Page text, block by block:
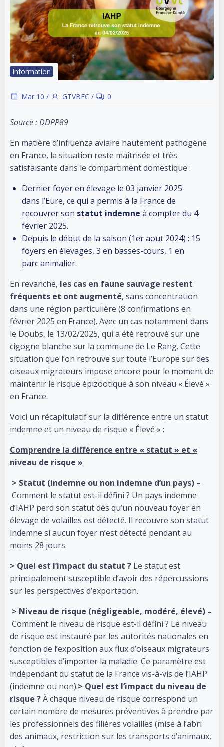
Information
Mar 10 / GTVBFC / 0
Source : DDPP89
En matière d’influenza aviaire hautement pathogène
en France, la situation reste maîtrisée et très
satisfaisante dans le compartiment domestique :
Dernier foyer en élevage le 03 janvier 2025
dans l’Eure, ce qui a permis à la France de
recouvrer son statut indemne à compter du 4
février 2025.
Depuis le début de la saison (1er aout 2024) : 15
foyers en élevages, 3 en basses-cours, 1 en
parc animalier.
En revanche, les cas en faune sauvage restent
fréquents et ont augmenté, sans concentration
dans une région particulière (8 confirmations en
février 2025 en France). Avec un cas notamment dans
le Doubs, le 13/02/2025, qui a été retrouvé sur une
cigogne blanche sur la commune de Le Rang. Cette
situation que l’on retrouve sur toute l’Europe sur des
oiseaux migrateurs impose encore pour le moment de
maintenir le risque épizootique à son niveau « Élevé »
en France.
Voici un récapitulatif sur la différence entre un statut
indemne et un niveau de risque « Élevé » :
Comprendre la différence entre « statut » et «
niveau de risque »
> Statut (indemne ou non indemne d’un pays) –
Comment le statut est-il défini ? Un pays indemne
d’IAHP perd son statut dès qu’un nouveau foyer en
élevage de volailles est détecté. Il recouvre son statut
indemne si aucun foyer n’est détecté pendant au
moins 28 jours.
> Quel est l’impact du statut ? Le statut est
principalement susceptible d’avoir des répercussions
sur les perspectives d’exportation.
> Niveau de risque (négligeable, modéré, élevé) –
Comment le niveau de risque est-il défini ? Le niveau
de risque est instauré par les autorités nationales en
fonction de l’exposition aux flux d’oiseaux migrateurs
susceptibles d’importer la maladie. Ce paramètre est
indépendant du statut de la France vis-à-vis de l’IAHP
(indemne ou non).> Quel est l’impact du niveau de
risque ?À chaque niveau de risque correspond un
certain nombre de mesures préventives à prendre par
les professionnels des filières volailles (mise à l’abri
des animaux, restriction sur les transports d’animaux,